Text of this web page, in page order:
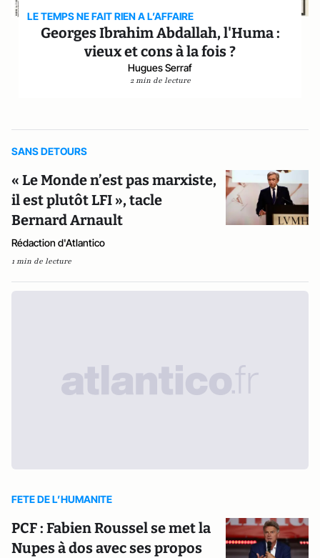
LE TEMPS NE FAIT RIEN A L’AFFAIRE
Georges Ibrahim Abdallah, l'Huma :
vieux et cons à la fois ?
Hugues Serraf
2 min de lecture
SANS DETOURS
« Le Monde n’est pas marxiste,
il est plutôt LFI », tacle
Bernard Arnault
Rédaction d'Atlantico
1 min de lecture
FETE DE L’HUMANITE
PCF : Fabien Roussel se met la
Nupes à dos avec ses propos